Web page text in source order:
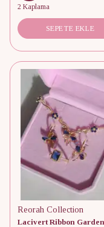
2 Kaplama
SEPETE EKLE
Reorah Collection